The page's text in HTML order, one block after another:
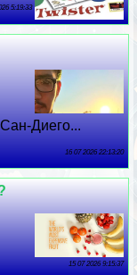
5:19:33
Диего...
16 07 2026 22:13:20
15 07 2026 9:15:37